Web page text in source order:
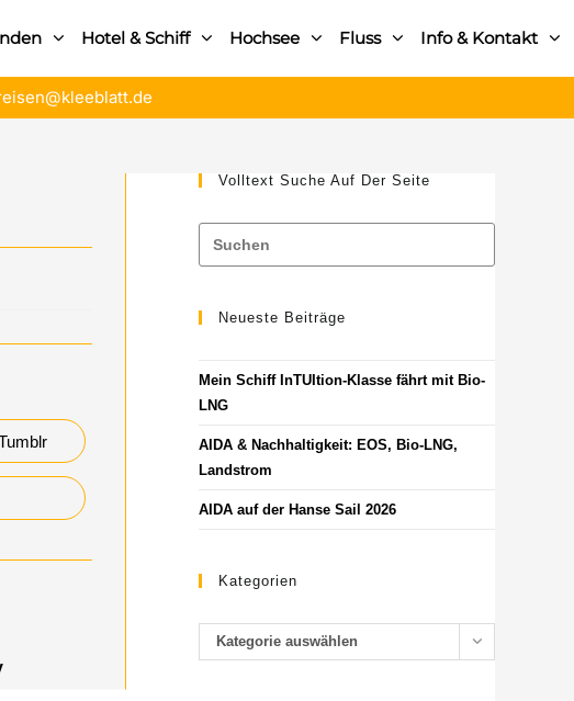
Hotel & Schiff Hochsee Fluss Info & Kontakt
Volltext Suche Auf Der Seite
Neueste Beiträge
Mein Schiff InTUItion-Klasse fährt mit Bio-
LNG
AIDA & Nachhaltigkeit: EOS, Bio-LNG,
Landstrom
AIDA auf der Hanse Sail 2026
Kategorien
Kategorie auswählen